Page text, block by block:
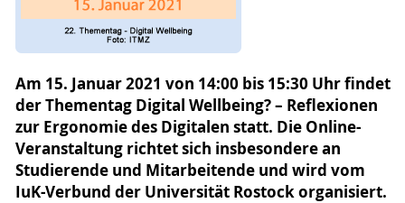
Am 15. Januar 2021 von 14:00 bis 15:30 Uhr findet
der Thementag Digital Wellbeing? – Reflexionen
zur Ergonomie des Digitalen statt. Die Online-
Veranstaltung richtet sich insbesondere an
Studierende und Mitarbeitende und wird vom
IuK-Verbund der Universität Rostock organisiert.